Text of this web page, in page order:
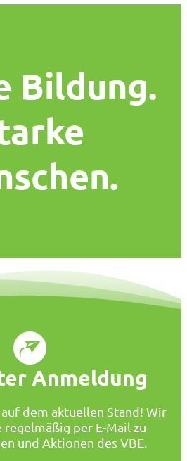
Bildung.
Anmeldung
dem aktuellen Stand! Wir
per E-Mail zu
und Aktionen des VBE.